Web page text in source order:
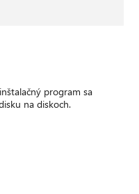
program sa
na diskoch.